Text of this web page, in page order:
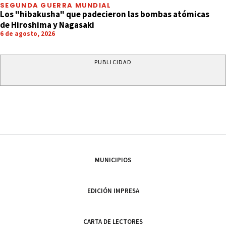
SEGUNDA GUERRA MUNDIAL
Los "hibakusha" que padecieron las bombas atómicas
de Hiroshima y Nagasaki
6 de agosto, 2026
PUBLICIDAD
MUNICIPIOS
EDICIÓN IMPRESA
CARTA DE LECTORES